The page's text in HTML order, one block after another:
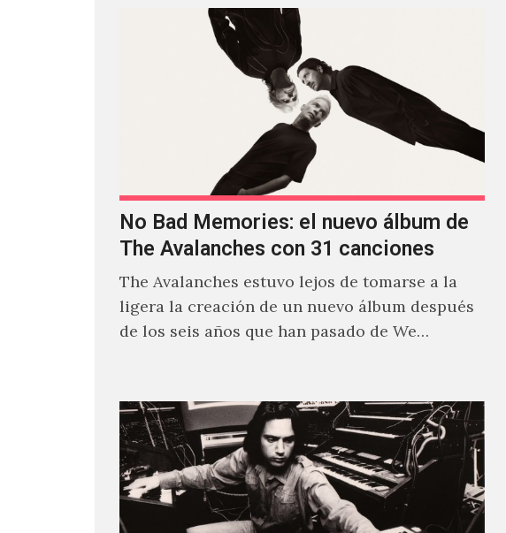
No Bad Memories: el nuevo álbum de
The Avalanches con 31 canciones
The Avalanches estuvo lejos de tomarse a la
ligera la creación de un nuevo álbum después
de los seis años que han pasado de We…